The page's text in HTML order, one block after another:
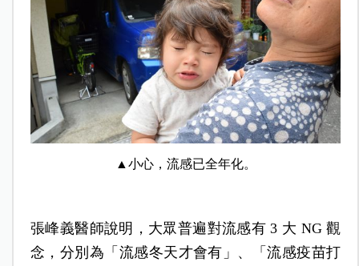
▲小心，流感已全年化。
張峰義醫師說明，大眾普遍對流感有 3 大 NG 觀
念，分別為「流感冬天才會有」、「流感疫苗打